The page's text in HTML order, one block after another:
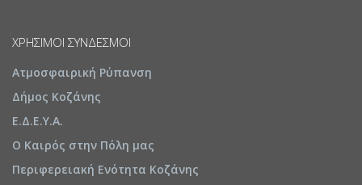
ΧΡΉΣΙΜΟΙ ΣΎΝΔΕΣΜΟΙ
Ατμοσφαιρική Ρύπανση
Δήμος Κοζάνης
Ε.Δ.Ε.Υ.Α.
Ο Καιρός στην Πόλη μας
Περιφερειακή Ενότητα Κοζάνης